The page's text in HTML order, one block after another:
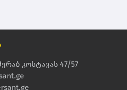
კოსტავას 47/57